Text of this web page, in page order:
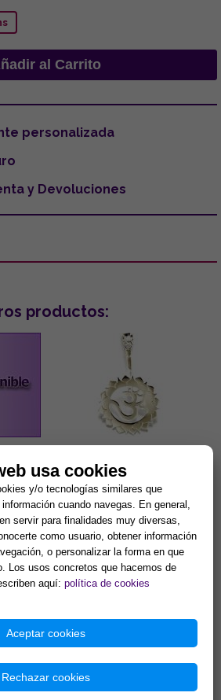
personalizada
y Devoluciones
productos:
LILA
MANIPURA PLEXO SOLAR.
(PARA DONUT)
Manipura, chakra del ombligo,
chakra del plexo solar: Se
encuentra en la parte superior
del abdomen en la zona...
8,42 €
Comprar
usa cookies
y/o tecnologías similares que
cuando navegas. En general,
servir para finalidades muy diversas,
como usuario, obtener información
o personalizar la forma en que
Los usos concretos que hacemos de
aquí: política de cookies
Aceptar cookies
Rechazar cookies